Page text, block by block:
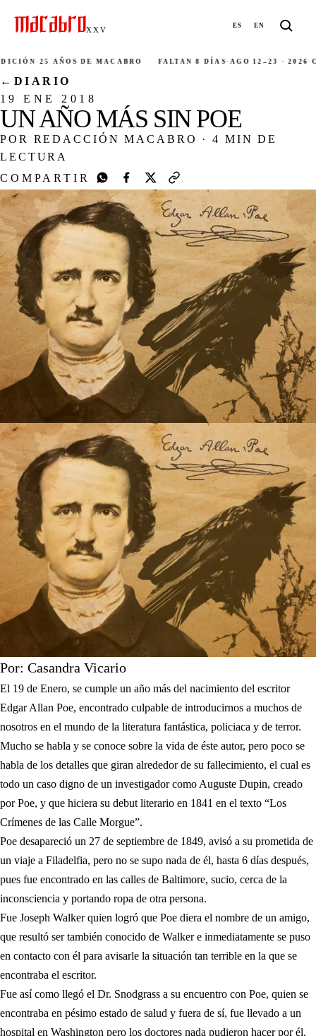
XXV ES EN
·25 AÑOS DE MACABRO FALTAN 8 DÍAS ·AGO 12–23 · 2026·
← DIARIO
19 ENE 2018
UN AÑO MÁS SIN POE
POR REDACCIÓN MACABRO ·
4 MIN DE
LECTURA
COMPARTIR
Por: Casandra Vicario
El 19 de Enero, se cumple un año más del nacimiento del escritor
Edgar Allan Poe, encontrado culpable de introducirnos a muchos de
nosotros en el mundo de la literatura fantástica, policiaca y de terror.
Mucho se habla y se conoce sobre la vida de éste autor, pero poco se
habla de los detalles que giran alrededor de su fallecimiento, el cual es
todo un caso digno de un investigador como Auguste Dupin, creado
por Poe, y que hiciera su debut literario en 1841 en el texto “Los
Crímenes de las Calle Morgue”.
Poe desapareció un 27 de septiembre de 1849, avisó a su prometida de
un viaje a Filadelfia, pero no se supo nada de él, hasta 6 días después,
pues fue encontrado en las calles de Baltimore, sucio, cerca de la
inconsciencia y portando ropa de otra persona.
Fue Joseph Walker quien logró que Poe diera el nombre de un amigo,
que resultó ser también conocido de Walker e inmediatamente se puso
en contacto con él para avisarle la situación tan terrible en la que se
encontraba el escritor.
Fue así como llegó el Dr. Snodgrass a su encuentro con Poe, quien se
encontraba en pésimo estado de salud y fuera de sí, fue llevado a un
hospital en Washington pero los doctores nada pudieron hacer por él.